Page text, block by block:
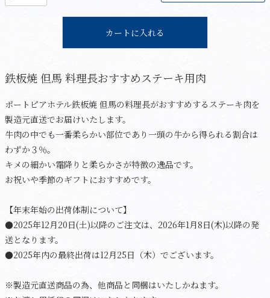
カートに入れる
鉄板焼 但馬 料理長おすすめステーキ用肉
ポートピアホテル鉄板焼 但馬の料理長がおすすめするステーキ肉を
製造元直送でお届けいたします。
牛肉の中でも一番柔らかい部位であり一頭の牛から得られる割合は
わずか３％。
キメの細かい霜降りと柔らかさが特徴の逸品です。
お祝いや季節のギフトにおすすめです。
【年末年始の出荷体制について】
●2025年12月20日(土)以降のご注文は、2026年1月8日(木)以降の発
送となります。
●2025年内の最終出荷は12月25日（木）でございます。
※製造元直送商品の為、他商品と同梱はいたしかねます。